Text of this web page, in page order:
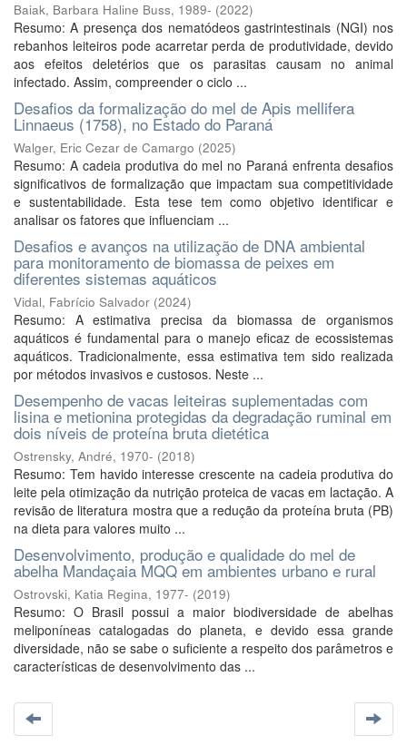
Baiak, Barbara Haline Buss, 1989- (2022)
Resumo: A presença dos nematódeos gastrintestinais (NGI) nos
rebanhos leiteiros pode acarretar perda de produtividade, devido
aos efeitos deletérios que os parasitas causam no animal
infectado. Assim, compreender o ciclo ...
Desafios da formalização do mel de Apis mellifera
Linnaeus (1758), no Estado do Paraná
Walger, Eric Cezar de Camargo (2025)
Resumo: A cadeia produtiva do mel no Paraná enfrenta desafios
significativos de formalização que impactam sua competitividade
e sustentabilidade. Esta tese tem como objetivo identificar e
analisar os fatores que influenciam ...
Desafios e avanços na utilização de DNA ambiental
para monitoramento de biomassa de peixes em
diferentes sistemas aquáticos
Vidal, Fabrício Salvador (2024)
Resumo: A estimativa precisa da biomassa de organismos
aquáticos é fundamental para o manejo eficaz de ecossistemas
aquáticos. Tradicionalmente, essa estimativa tem sido realizada
por métodos invasivos e custosos. Neste ...
Desempenho de vacas leiteiras suplementadas com
lisina e metionina protegidas da degradação ruminal em
dois níveis de proteína bruta dietética
Ostrensky, André, 1970- (2018)
Resumo: Tem havido interesse crescente na cadeia produtiva do
leite pela otimização da nutrição proteica de vacas em lactação. A
revisão de literatura mostra que a redução da proteína bruta (PB)
na dieta para valores muito ...
Desenvolvimento, produção e qualidade do mel de
abelha Mandaçaia MQQ em ambientes urbano e rural
Ostrovski, Katia Regina, 1977- (2019)
Resumo: O Brasil possui a maior biodiversidade de abelhas
meliponíneas catalogadas do planeta, e devido essa grande
diversidade, não se sabe o suficiente a respeito dos parâmetros e
características de desenvolvimento das ...